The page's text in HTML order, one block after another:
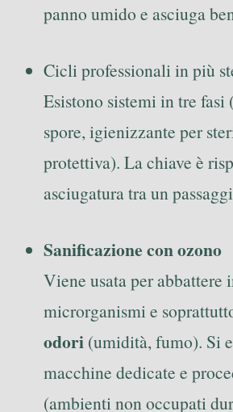
panno umido e asciuga
Cicli professionali in più
Esistono sistemi in tre fasi
spore, igienizzante per
protettiva). La chiave è
asciugatura tra un
Sanificazione con ozono
Viene usata per abbattere
microrganismi e
odori (umidità, fumo). Si
macchine dedicate e
(ambienti non occupati